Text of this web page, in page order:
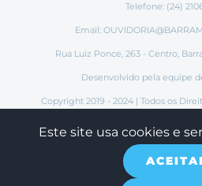
Telefone: (24)
Email:
Rua Luiz Ponce, 263 - Centro,
Desenvolvido pela equipe
Copyright 2019 - 2024 | Todos os
Municipal de Barra
Este site usa cookies e